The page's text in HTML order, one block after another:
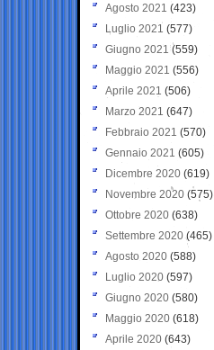
Agosto 2021 (423)
Luglio 2021 (577)
Giugno 2021(559)
Maggio 2021 (556)
Aprile 2021 (506)
Marzo 2021 (647)
Febbraio 2021 (570)
Gennaio 2021 (605)
Dicembre 2020 (619)
Novembre 2020 (575)
Ottobre 2020 (638)
Settembre 2020(465)
Agosto 2020 (588)
Luglio 2020 (597)
Giugno 2020 (580)
Maggio 2020 (618)
Aprile 2020 (643)